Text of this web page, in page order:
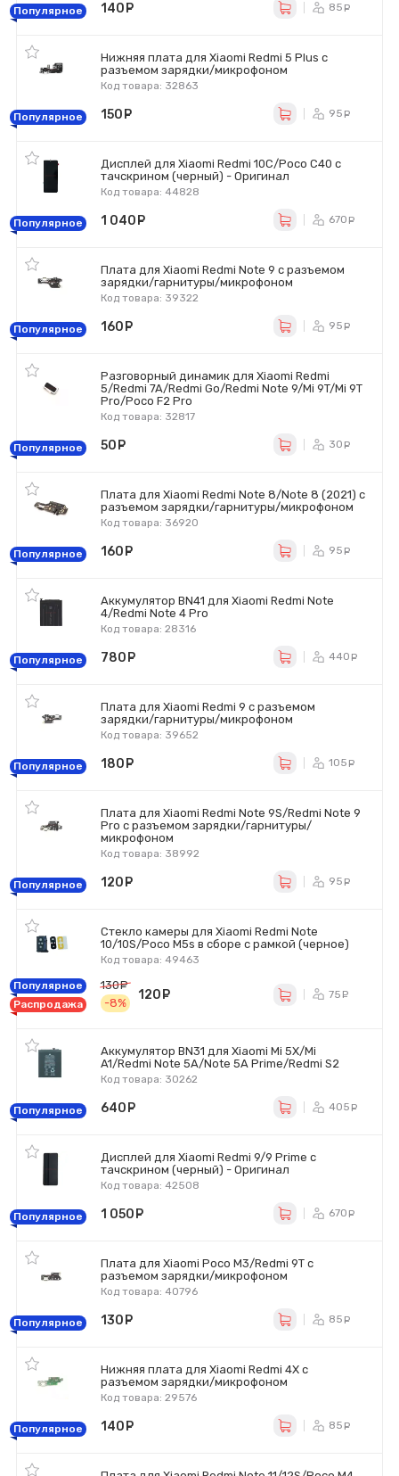
Популярное 140 85
Нижняя плата для Xiaomi Redmi 5 Plus c
разъемом зарядки/микрофоном
Код товара: 32863
Популярное 150 95
Дисплей для Xiaomi Redmi 10C/Poco C40 с
тачскрином (черный) - Оригинал
Код товара: 44828
Популярное 1 040 670
Плата для Xiaomi Redmi Note 9 с разъемом
зарядки/гарнитуры/микрофоном
Код товара: 39322
Популярное 160 95
Разговорный динамик для Xiaomi Redmi
5/Redmi 7A/Redmi Go/Redmi Note 9/Mi 9T/Mi 9T
Pro/Poco F2 Pro
Код товара: 32817
Популярное 50 30
Плата для Xiaomi Redmi Note 8/Note 8 (2021) с
разъемом зарядки/гарнитуры/микрофоном
Код товара: 36920
Популярное 160 95
Аккумулятор BN41 для Xiaomi Redmi Note
4/Redmi Note 4 Pro
Код товара: 28316
Популярное 780 440
Плата для Xiaomi Redmi 9 с разъемом
зарядки/гарнитуры/микрофоном
Код товара: 39652
Популярное 180 105
Плата для Xiaomi Redmi Note 9S/Redmi Note 9
Pro с разъемом зарядки/гарнитуры/
микрофоном
Код товара: 38992
Популярное 120 95
Стекло камеры для Xiaomi Redmi Note
10/10S/Poco M5s в сборе с рамкой (черное)
Код товара: 49463
Популярное
Распродажа
130
-8%
120 75
Аккумулятор BN31 для Xiaomi Mi 5X/Mi
A1/Redmi Note 5A/Note 5A Prime/Redmi S2
Код товара: 30262
Популярное 640 405
Дисплей для Xiaomi Redmi 9/9 Prime с
тачскрином (черный) - Оригинал
Код товара: 42508
Популярное 1 050 670
Плата для Xiaomi Poco M3/Redmi 9T с
разъемом зарядки/микрофоном
Код товара: 40796
Популярное 130 85
Нижняя плата для Xiaomi Redmi 4X c
разъемом зарядки/микрофоном
Код товара: 29576
Популярное 140 85